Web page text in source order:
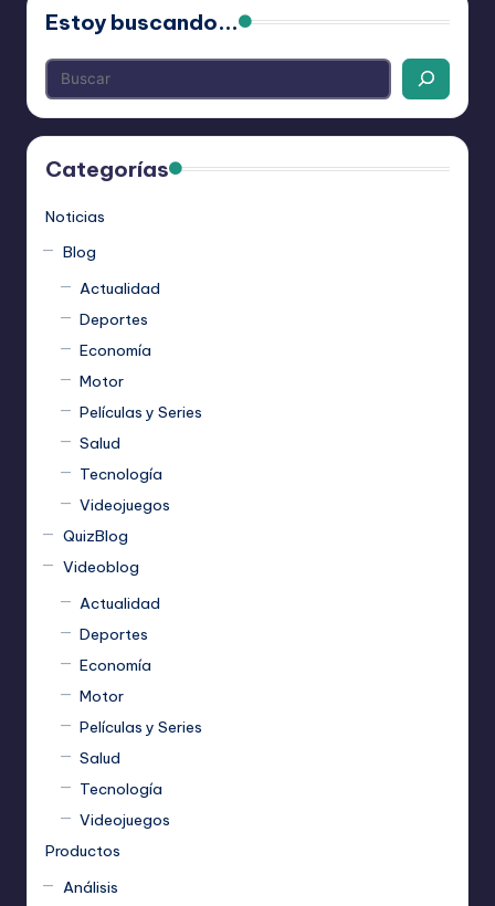
Estoy buscando...
Categorías
Noticias
Blog
Actualidad
Deportes
Economía
Motor
Películas y Series
Salud
Tecnología
Videojuegos
QuizBlog
Videoblog
Actualidad
Deportes
Economía
Motor
Películas y Series
Salud
Tecnología
Videojuegos
Productos
Análisis